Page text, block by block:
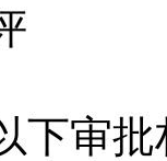
下审批